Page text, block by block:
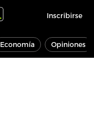
Inscribirse
Economía Opiniones